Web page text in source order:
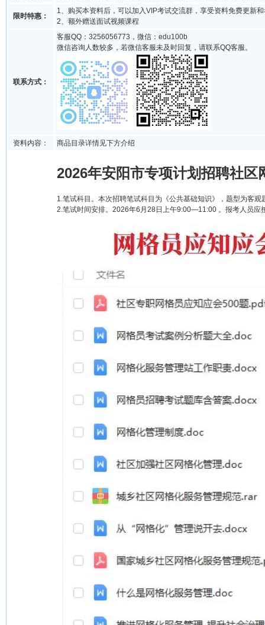
限时特惠：
1、购买本资料后，可以加入VIP考试交流群，享受资料免费更新
2、额外赠送面试视频课程
联系方式：
客服QQ：3256056773，微信：edu100b
微信咨询人数较多，若微信客服未及时回复，请联系QQ客服。
资料内容： 商品目录详情见下方介绍
2026年安阳市专项计划招聘社区
1.笔试科目。本次招聘笔试科目为《公共基础知识》，题型为客
2.笔试时间安排。2026年6月28日上午9:00—11:00 。报考人员应